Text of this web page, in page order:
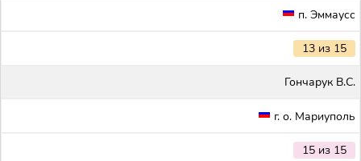
п. Эммаусс
13 из 15
Гончарук В.С.
г. о. Мариуполь
15 из 15